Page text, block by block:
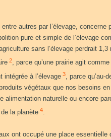
entre autres par l’élevage,
pure et simple de l’élevage
sans l’élevage perdrait
2, parce qu’une prairie agit
intégrée à l’élevage3, parce qu’au-
végétaux que nos besoins
alimentation naturelle ou encore
de la planète4.
ont occupé une place